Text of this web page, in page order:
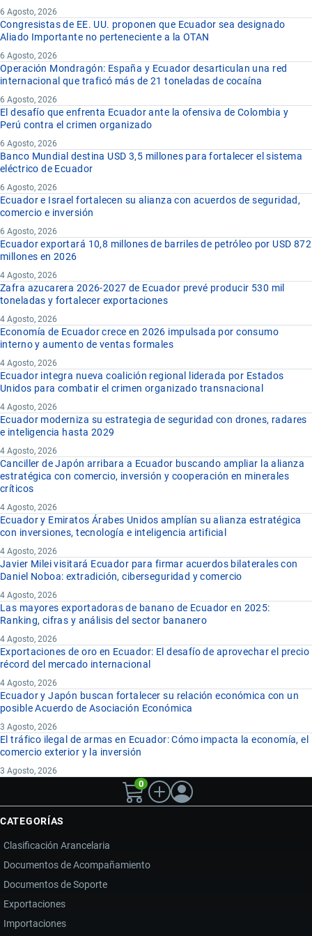
6 Agosto, 2026
Congresistas de EE. UU. proponen que Ecuador sea designado
Aliado Importante no perteneciente a la OTAN
6 Agosto, 2026
Operación Mondragón: España y Ecuador desarticulan una red
internacional que traficó más de 21 toneladas de cocaína
6 Agosto, 2026
El desafío que enfrenta Ecuador ante la ofensiva de Colombia y
Perú contra el crimen organizado
6 Agosto, 2026
Banco Mundial destina USD 3,5 millones para fortalecer el sistema
eléctrico de Ecuador
6 Agosto, 2026
Ecuador e Israel fortalecen su alianza con acuerdos de seguridad,
comercio e inversión
6 Agosto, 2026
Ecuador exportará 10,8 millones de barriles de petróleo por USD 872
millones en 2026
4 Agosto, 2026
Zafra azucarera 2026-2027 de Ecuador prevé producir 530 mil
toneladas y fortalecer exportaciones
4 Agosto, 2026
Economía de Ecuador crece en 2026 impulsada por consumo
interno y aumento de ventas formales
4 Agosto, 2026
Ecuador integra nueva coalición regional liderada por Estados
Unidos para combatir el crimen organizado transnacional
4 Agosto, 2026
Ecuador moderniza su estrategia de seguridad con drones, radares
e inteligencia hasta 2029
4 Agosto, 2026
Canciller de Japón arribara a Ecuador buscando ampliar la alianza
estratégica con comercio, inversión y cooperación en minerales
críticos
4 Agosto, 2026
Ecuador y Emiratos Árabes Unidos amplían su alianza estratégica
con inversiones, tecnología e inteligencia artificial
4 Agosto, 2026
Javier Milei visitará Ecuador para firmar acuerdos bilaterales con
Daniel Noboa: extradición, ciberseguridad y comercio
4 Agosto, 2026
Las mayores exportadoras de banano de Ecuador en 2025:
Ranking, cifras y análisis del sector bananero
4 Agosto, 2026
Exportaciones de oro en Ecuador: El desafío de aprovechar el precio
récord del mercado internacional
4 Agosto, 2026
Ecuador y Japón buscan fortalecer su relación económica con un
posible Acuerdo de Asociación Económica
3 Agosto, 2026
El tráfico ilegal de armas en Ecuador: Cómo impacta la economía, el
comercio exterior y la inversión
3 Agosto, 2026
0
CATEGORÍAS
Clasificación Arancelaria
Documentos de Acompañamiento
Documentos de Soporte
Exportaciones
Importaciones